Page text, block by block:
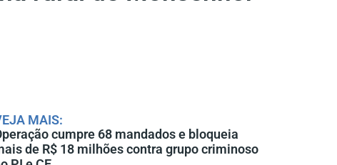
MAIS:
cumpre 68 mandados e bloqueia
de R$ 18 milhões contra grupo criminoso